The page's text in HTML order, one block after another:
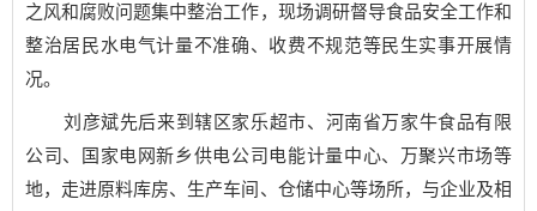
之风和腐败问题集中整治工作，现场调研督导食品安全工作和
整治居民水电气计量不准确、收费不规范等民生实事开展情
况。
刘彦斌先后来到辖区家乐超市、河南省万家牛食品有限
公司、国家电网新乡供电公司电能计量中心、万聚兴市场等
地，走进原料库房、生产车间、仓储中心等场所，与企业及相